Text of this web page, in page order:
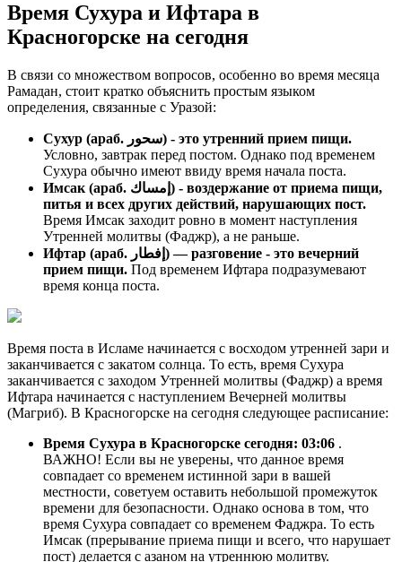
Время Сухура и Ифтара в
Красногорске на сегодня
В связи со множеством вопросов, особенно во время месяца
Рамадан, стоит кратко объяснить простым языком
определения, связанные с Уразой:
Сухур (араб. سحور) - это утренний прием пищи.
Условно, завтрак перед постом. Однако под временем
Сухура обычно имеют ввиду время начала поста.
Имсак (араб. إمساك) - воздержание от приема пищи,
питья и всех других действий, нарушающих пост.
Время Имсак заходит ровно в момент наступления
Утренней молитвы (Фаджр), а не раньше.
Ифтар (араб. إفطار) — разговение - это вечерний
прием пищи. Под временем Ифтара подразумевают
время конца поста.
Время поста в Исламе начинается с восходом утренней зари и
заканчивается с закатом солнца. То есть, время Сухура
заканчивается с заходом Утренней молитвы (Фаджр) а время
Ифтара начинается с наступлением Вечерней молитвы
(Магриб). В Красногорске на сегодня следующее расписание:
Время Сухура в Красногорске сегодня: 03:06 .
ВАЖНО! Если вы не уверены, что данное время
совпадает со временем истинной зари в вашей
местности, советуем оставить небольшой промежуток
времени для безопасности. Однако основа в том, что
время Сухура совпадает со временем Фаджра. То есть
Имсак (прерывание приема пищи и всего, что нарушает
пост) делается с азаном на утреннюю молитву.